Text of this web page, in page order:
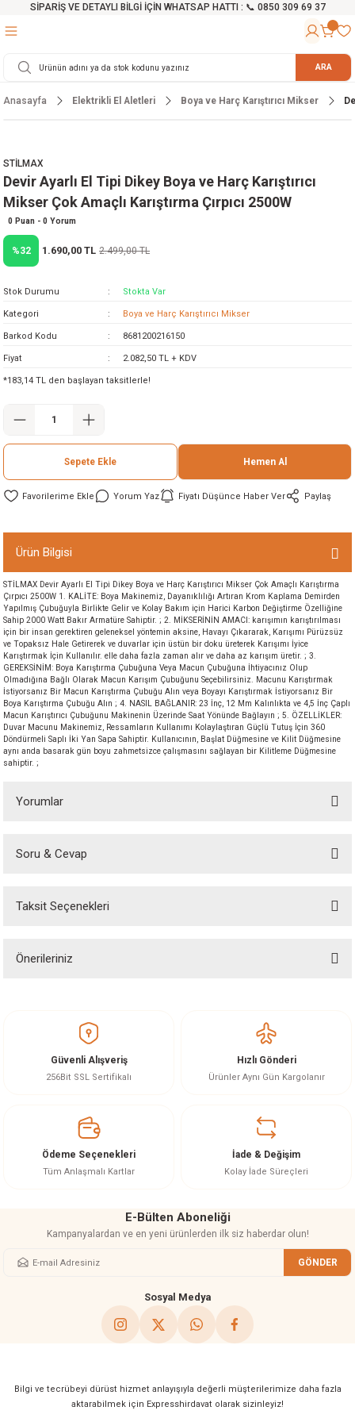
SİPARİŞ VE DETAYLI BİLGİ İÇİN WHATSAP HATTI : 📞 0850 309 69 37
Testereler
Makinesi
Testereler
Cihazları
Mikser
ve Arabalar
Malzemeleri ARA
Anasayfa Elektrikli El Aletleri Boya ve Harç Karıştırıcı Mikser
STİLMAX
Devir Ayarlı El Tipi Dikey Boya ve Harç Karıştırıcı
Mikser Çok Amaçlı Karıştırma Çırpıcı 2500W
0 Puan - 0 Yorum
%32 1.690,00 TL 2.499,00 TL
Stok Durumu Stokta Var
Kategori Boya ve Harç Karıştırıcı Mikser
Barkod Kodu 8681200216150
Fiyat 2.082,50 TL + KDV
*183,14 TL den başlayan taksitlerle!
Sepete Ekle Hemen Al
Yorum Yaz Fiyatı Düşünce Haber Ver Paylaş
Ürün Bilgisi
STİLMAX Devir Ayarlı El Tipi Dikey Boya ve Harç Karıştırıcı Mikser Çok Amaçlı Karıştırma
Çırpıcı 2500W 1. KALİTE: Boya Makinemiz, Dayanıklılığı Artıran Krom Kaplama Demirden
Yapılmış Çubuğuyla Birlikte Gelir ve Kolay Bakım için Harici Karbon Değiştirme Özelliğine
Sahip 2000 Watt Bakır Armatüre Sahiptir. ; 2. MİKSERİNİN AMACI: karışımın karıştırılması
için bir insan gerektiren geleneksel yöntemin aksine, Havayı Çıkararak, Karışımı Pürüzsüz
ve Topaksız Hale Getirerek ve duvarlar için üstün bir doku üreterek Karışımı İyice
Karıştırmak İçin Kullanılır. elle daha fazla zaman alır ve daha az karışım üretir. ; 3.
GEREKSİNİM: Boya Karıştırma Çubuğuna Veya Macun Çubuğuna İhtiyacınız Olup
Olmadığına Bağlı Olarak Macun Karışım Çubuğunu Seçebilirsiniz. Macunu Karıştırmak
İstiyorsanız Bir Macun Karıştırma Çubuğu Alın veya Boyayı Karıştırmak İstiyorsanız Bir
Boya Karıştırma Çubuğu Alın ; 4. NASIL BAĞLANIR: 23 İnç, 12 Mm Kalınlıkta ve 4,5 İnç Çaplı
Macun Karıştırıcı Çubuğunu Makinenin Üzerinde Saat Yönünde Bağlayın ; 5. ÖZELLİKLER:
Duvar Macunu Makinemiz, Ressamların Kullanımı Kolaylaştıran Güçlü Tutuş İçin 360
Döndürmeli Saplı İki Yan Sapa Sahiptir. Kullanıcının, Başlat Düğmesine ve Kilit Düğmesine
aynı anda basarak gün boyu zahmetsizce çalışmasını sağlayan bir Kilitleme Düğmesine
sahiptir. ;
Yorumlar
Soru & Cevap
Ürün hakkında henüz soru sorulmamış.
Taksit Seçenekleri
Önerileriniz
Görüş ve önerileriniz için teşekkür ederiz.
Ürün resmi kalitesiz, bozuk veya görüntülenemiyor.
Ürün bilgilerinde hatalar bulunuyor.
Bu ürüne benzer farklı alternatifler olmalı.
Güvenli Alışveriş
256Bit SSL Sertifikalı
Hızlı Gönderi
Ürünler Aynı Gün Kargolanır
Ödeme Seçenekleri
Tüm Anlaşmalı Kartlar
İade & Değişim
Kolay İade Süreçleri
E-Bülten Aboneliği
Kampanyalardan ve en yeni ürünlerden ilk siz haberdar olun!
GÖNDER
Sosyal Medya
Bilgi ve tecrübeyi dürüst hizmet anlayışıyla değerli müşterilerimize daha fazla
aktarabilmek için Expresshirdavat olarak sizinleyiz!